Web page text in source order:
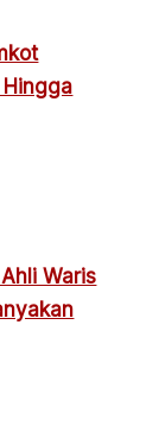
Hingga
Waris